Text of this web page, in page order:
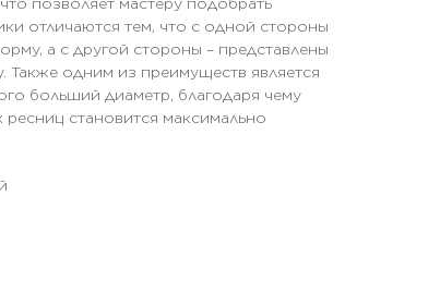
позволяет мастеру подобрать
отличаются тем, что с одной стороны
а с другой стороны – представлены
одним из преимуществ является
больший диаметр, благодаря чему
становится максимально